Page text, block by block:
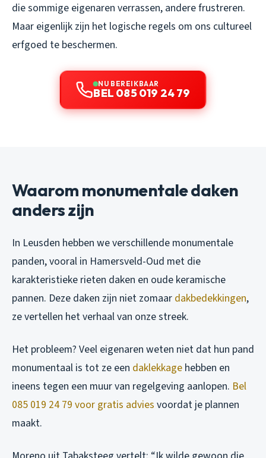
die sommige eigenaren verrassen, andere frustreren.
Maar eigenlijk zijn het logische regels om ons cultureel
erfgoed te beschermen.
NU BEREIKBAAR
BEL 085 019 24 79
Waarom monumentale daken
anders zijn
In Leusden hebben we verschillende monumentale
panden, vooral in Hamersveld-Oud met die
karakteristieke rieten daken en oude keramische
pannen. Deze daken zijn niet zomaar dakbedekkingen,
ze vertellen het verhaal van onze streek.
Het probleem? Veel eigenaren weten niet dat hun pand
monumentaal is tot ze een daklekkage hebben en
ineens tegen een muur van regelgeving aanlopen. Bel
085 019 24 79 voor gratis advies voordat je plannen
maakt.